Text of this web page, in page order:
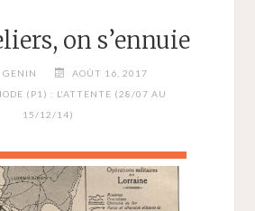
on s’ennuie
GENIN
AOÛT 16, 2017
(P1) : L'ATTENTE (28/07 AU
15/12/14)